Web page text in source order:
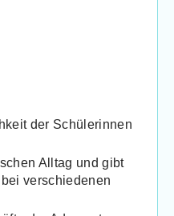
der Schülerinnen
Alltag und gibt
verschiedenen